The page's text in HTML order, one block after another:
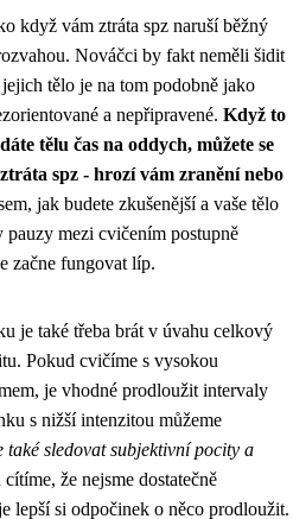
když vám ztráta spz naruší běžný
Nováčci by fakt neměli šidit
tělo je na tom podobně jako
a nepřipravené. Když to
tělu čas na oddych, můžete se
spz - hrozí vám zranění nebo
jak budete zkušenější a vaše tělo
pauzy mezi cvičením postupně
začne fungovat líp.
je také třeba brát v úvahu celkový
Pokud cvičíme s vysokou
je vhodné prodloužit intervaly
s nižší intenzitou můžeme
také sledovat subjektivní pocity a
cítíme, že nejsme dostatečně
lepší si odpočinek o něco prodloužit.